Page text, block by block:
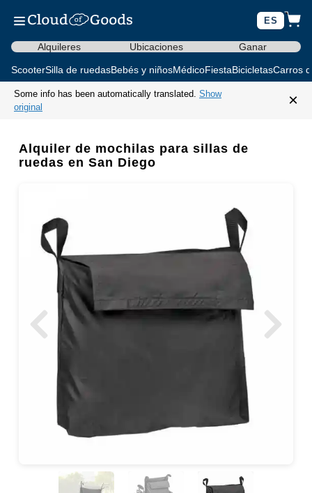
ES
Alquileres Ubicaciones Ganar
ScooterSilla de ruedasBebés y niñosMédicoFiestaBicicletasCarros
Some info has been automatically translated. Show
original
×
Alquiler de mochilas para sillas de
ruedas en San Diego